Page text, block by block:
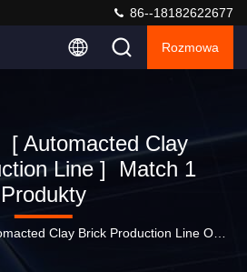
86--18182622677
Rozmowa
Automacted Clay
Line ] Match 1
Produkty